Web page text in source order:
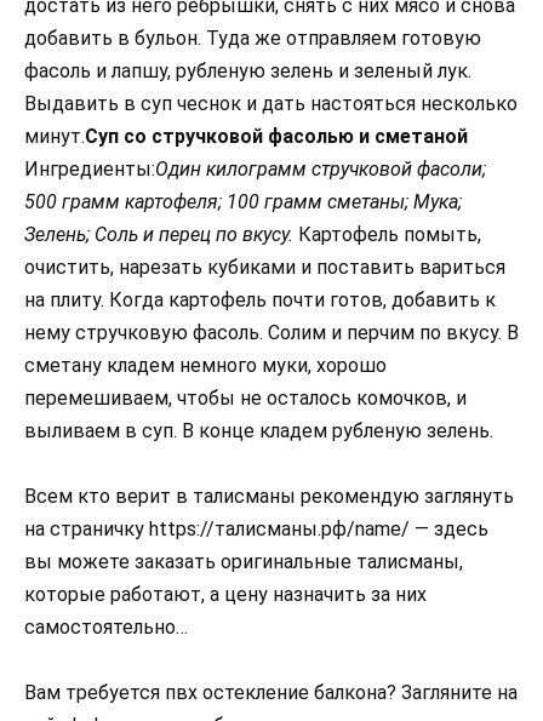
достать из него ребрышки, снять с них мясо и снова
добавить в бульон. Туда же отправляем готовую
фасоль и лапшу, рубленую зелень и зеленый лук.
Выдавить в суп чеснок и дать настояться несколько
минут.Суп со стручковой фасолью и сметаной
Ингредиенты:Один килограмм стручковой фасоли;
500 грамм картофеля; 100 грамм сметаны; Мука;
Зелень; Соль и перец по вкусу. Картофель помыть,
очистить, нарезать кубиками и поставить вариться
на плиту. Когда картофель почти готов, добавить к
нему стручковую фасоль. Солим и перчим по вкусу. В
сметану кладем немного муки, хорошо
перемешиваем, чтобы не осталось комочков, и
выливаем в суп. В конце кладем рубленую зелень.
Всем кто верит в талисманы рекомендую заглянуть
на страничку https://талисманы.рф/name/ — здесь
вы можете заказать оригинальные талисманы,
которые работают, а цену назначить за них
самостоятельно…
Вам требуется пвх остекление балкона? Загляните на